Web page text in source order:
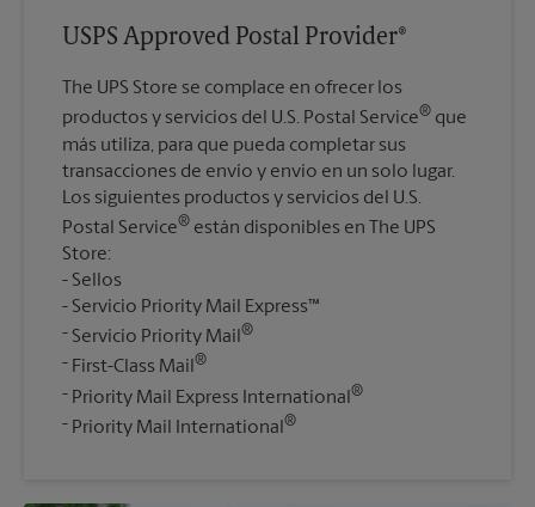
USPS Approved Postal Provider®
The UPS Store se complace en ofrecer los
productos y servicios del U.S. Postal Service® que
más utiliza, para que pueda completar sus
transacciones de envío y envío en un solo lugar.
Los siguientes productos y servicios del U.S.
Postal Service® están disponibles en The UPS
Store:
Sellos
Servicio Priority Mail Express™
Servicio Priority Mail®
First-Class Mail®
Priority Mail Express International ®
Priority Mail International®